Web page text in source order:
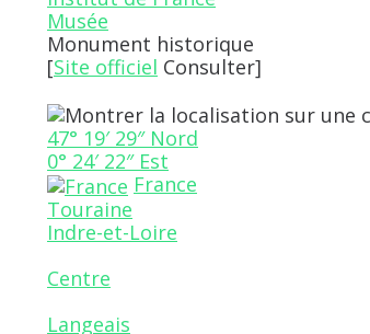
Musée
Monument historique
[Site officiel Consulter]
47° 19′ 29″ Nord
0° 24′ 22″ Est
France
Touraine
Indre-et-Loire
Centre
Langeais